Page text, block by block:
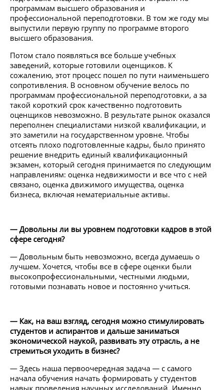
программам высшего образования и
профессиональной переподготовки. В том же году мы
выпустили первую группу по программе второго
высшего образования.
Потом стало появляться все больше учебных
заведений, которые готовили оценщиков. К
сожалению, этот процесс пошел по пути наименьшего
сопротивления. В основном обучение велось по
программам профессиональной переподготовки, а за
такой короткий срок качественно подготовить
оценщиков невозможно. В результате рынок оказался
переполнен специалистами низкой квалификации, и
это заметили на государственном уровне. Чтобы
отсеять плохо подготовленные кадры, было принято
решение внедрить единый квалификационный
экзамен, который сегодня принимается по следующим
направлениям: оценка недвижимости и все что с ней
связано, оценка движимого имущества, оценка
бизнеса, включая нематериальные активы.
— Довольны ли вы уровнем подготовки кадров в этой
сфере сегодня?
— Довольным быть невозможно, всегда думаешь о
лучшем. Хочется, чтобы все в сфере оценки были
высокопрофессиональными, честными людьми,
готовыми познавать новое и постоянно учиться.
— Как, на ваш взгляд, сегодня можно стимулировать
студентов и аспирантов и дальше заниматься
экономической наукой, развивать эту отрасль, а не
стремиться уходить в бизнес?
— Здесь наша первоочередная задача — с самого
начала обучения начать формировать у студентов